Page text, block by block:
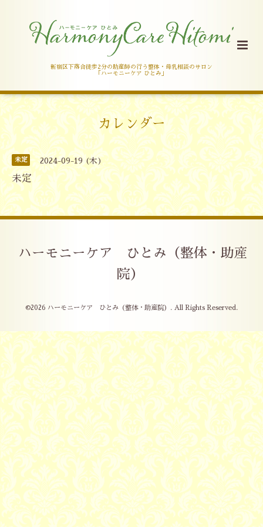
新宿区下落合徒歩2分の助産師の行う整体・母乳相談のサロン
「ハーモニーケア ひとみ」
カレンダー
未定 2024-09-19 (木)
未定
ハーモニーケア ひとみ（整体・助産
院）
©2026 ハーモニーケア ひとみ（整体・助産院） . All Rights Reserved.